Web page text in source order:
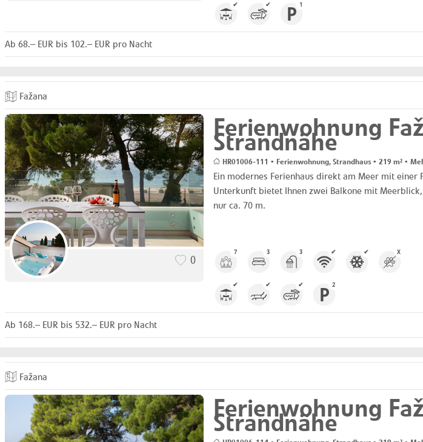
✔ ✔ 1
Ab 68.– EUR bis 102.– EUR pro Nacht
Fažana
0
Ferienwohnung
Strandnähe
HR01006-111 • Ferienwohnung, Strandhaus • 219 m² •
Ein modernes Ferienhaus direkt am Meer mit einer
Unterkunft bietet Ihnen zwei Balkone mit
nur ca. 70 m.
7 3 3 ✔ ✔ X
✔ ✔ ✔ 2
Ab 168.– EUR bis 532.– EUR pro Nacht
Fažana
Ferienwohnung
Strandnähe